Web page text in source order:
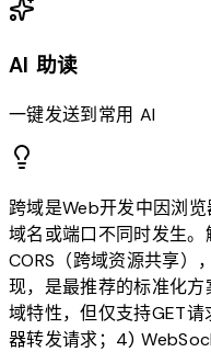
AI 助读
一键发送到常用 AI
跨域是Web开发中因浏览
域名或端口不同时发生。
CORS（跨域资源共享）
现，是最推荐的标准化
域特性，但仅支持GET
器转发请求；4)